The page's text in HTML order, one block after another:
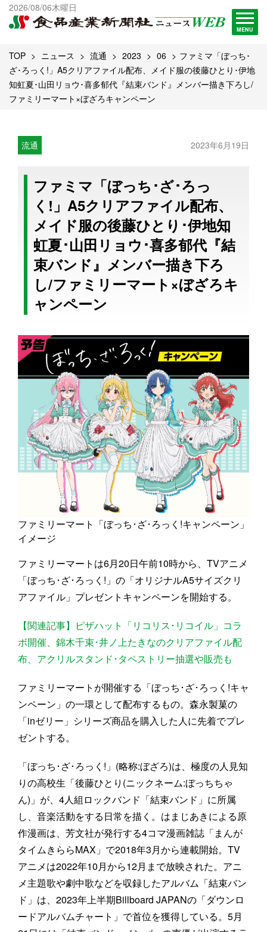
2026/08/06木曜日
MENU
出版物一覧へ
試読・購読申し込み
TOP ニュース 流通 2023 06
ファミマ「ぼっち･
ざ･ろっく!」A5クリアファイル配布、メイド服の後藤ひとり･伊地
知虹夏･山田リョウ･喜多郁代『結束バンド』メンバー描き下ろし/
ファミリーマート×ぼざろキャンペーン
流通 2023年6月19日
ファミマ「ぼっち･ざ･ろっ
く!」A5クリアファイル配布、
メイド服の後藤ひとり･伊地知
虹夏･山田リョウ･喜多郁代『結
束バンド』メンバー描き下ろ
し/ファミリーマート×ぼざろキ
ャンペーン
ファミリーマート「ぼっち･ざ･ろっく!キャンペーン」
イメージ
ファミリーマートは6月20日午前10時から、TVアニメ
「ぼっち･ざ･ろっく!」の「オリジナルA5サイズクリ
アファイル」プレゼントキャンペーンを開始する。
【関連記事】ピザハット「リコリス･リコイル」コラ
ボ開催、錦木千束･井ノ上たきなのクリアファイル配
布、アクリルスタンド･タペストリー抽選や販売も
ファミリーマートが開催する「ぼっち･ざ･ろっく!キャ
ンペーン」の一環として配布するもの。森永製菓の
「inゼリー」シリーズ商品を購入した人に先着でプレ
ゼントする。
「ぼっち･ざ･ろっく!」(略称:ぼざろ)は、極度の人見知
りの高校生「後藤ひとり(ニックネーム:ぼっちちゃ
ん)」が、4人組ロックバンド「結束バンド」に所属
し、音楽活動をする日常を描く。はまじあきによる原
作漫画は、芳文社が発行する4コマ漫画雑誌「まんが
タイムきららMAX」で2018年3月から連載開始。TV
アニメは2022年10月から12月まで放映された。アニ
メ主題歌や劇中歌などを収録したアルバム「結束バン
ド」は、2023年上半期Billboard JAPANの「ダウンロ
ードアルバムチャート」で首位を獲得している。5月